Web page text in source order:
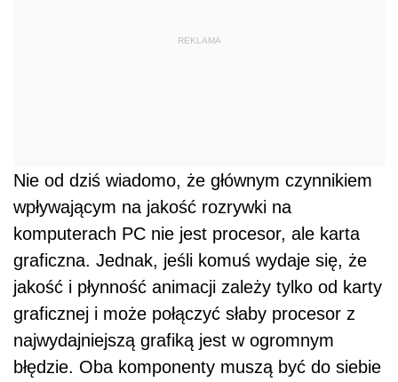
REKLAMA
Nie od dziś wiadomo, że głównym czynnikiem
wpływającym na jakość rozrywki na
komputerach PC nie jest procesor, ale karta
graficzna. Jednak, jeśli komuś wydaje się, że
jakość i płynność animacji zależy tylko od karty
graficznej i może połączyć słaby procesor z
najwydajniejszą grafiką jest w ogromnym
błędzie. Oba komponenty muszą być do siebie